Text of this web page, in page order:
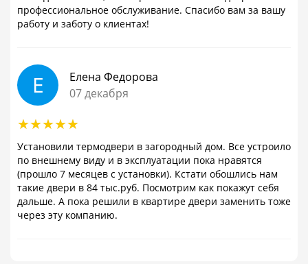
профессиональное обслуживание. Спасибо вам за вашу
работу и заботу о клиентах!
Е
Елена Федорова
07 декабря
Установили термодвери в загородный дом. Все устроило
по внешнему виду и в эксплуатации пока нравятся
(прошло 7 месяцев с установки). Кстати обошлись нам
такие двери в 84 тыс.руб. Посмотрим как покажут себя
дальше. А пока решили в квартире двери заменить тоже
через эту компанию.